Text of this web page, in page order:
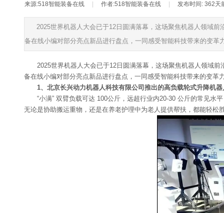
来源:518智能装备在线 作者:518智能装备在线 发布时间: 362天
2025世界机器人大会已于12日圆满落幕，这场聚焦机器人领域
备在线小编对部分亮点新品进行盘点，一同感受智能科技带来的变革
2025世界机器人大会已于12日圆满落幕，这场聚焦机器人领域
备在线小编对部分亮点新品进行盘点，一同感受智能科技带来的变革
1、北京长兴动力机器人科技有限公司推出的高负载轮式升降机
“小满” 双臂负载可达 100公斤，远超行业内20-30 公斤的常见
无论是协助搬运重物，还是在养老护理中为老人提供帮扶，都能轻松